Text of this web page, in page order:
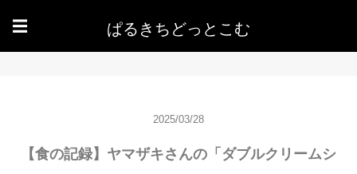
☰ ぱるきちどっとこむ
2025/03/28
【食の記録】ヤマザキさんの「ダブルクリームシ